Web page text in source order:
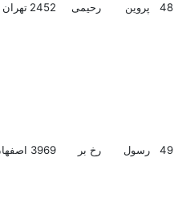
48 پروین رحیمی 2452 تهران
49 رسول رخ بر 3969